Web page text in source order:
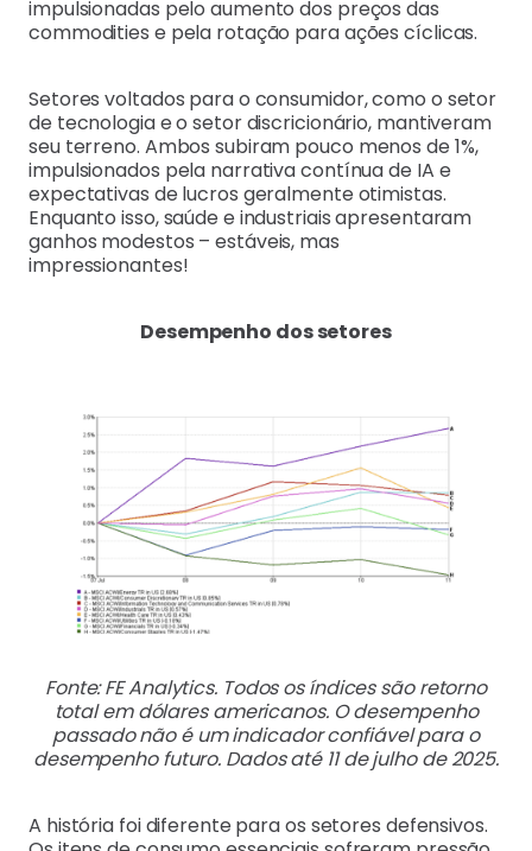
impulsionadas pelo aumento dos preços das
commodities e pela rotação para ações cíclicas.
Setores voltados para o consumidor, como o setor
de tecnologia e o setor discricionário, mantiveram
seu terreno. Ambos subiram pouco menos de 1%,
impulsionados pela narrativa contínua de IA e
expectativas de lucros geralmente otimistas.
Enquanto isso, saúde e industriais apresentaram
ganhos modestos – estáveis, mas
impressionantes!
Desempenho dos setores
Fonte: FE Analytics. Todos os índices são retorno
total em dólares americanos. O desempenho
passado não é um indicador confiável para o
desempenho futuro. Dados até 11 de julho de 2025.
A história foi diferente para os setores defensivos.